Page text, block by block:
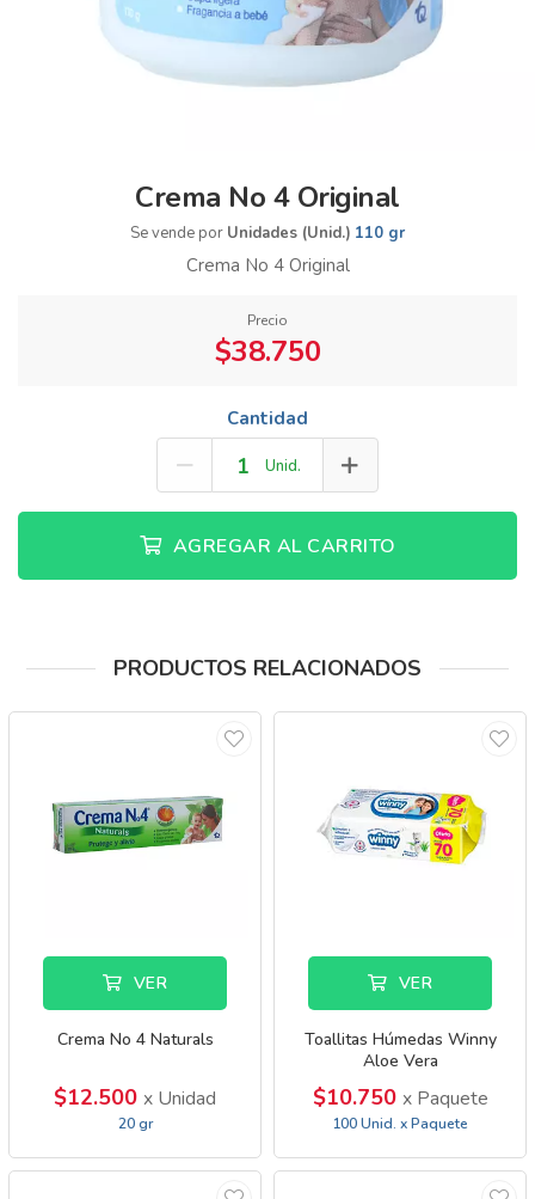
Crema No 4 Original
Se vende por Unidades (Unid.) 110 gr
Crema No 4 Original
Precio
$38.750
Cantidad
Unid.
AGREGAR AL CARRITO
PRODUCTOS RELACIONADOS
VER
Crema No 4 Naturals
$12.500 x Unidad
20 gr
VER
Toallitas Húmedas Winny
Aloe Vera
$10.750 x Paquete
100 Unid. x Paquete